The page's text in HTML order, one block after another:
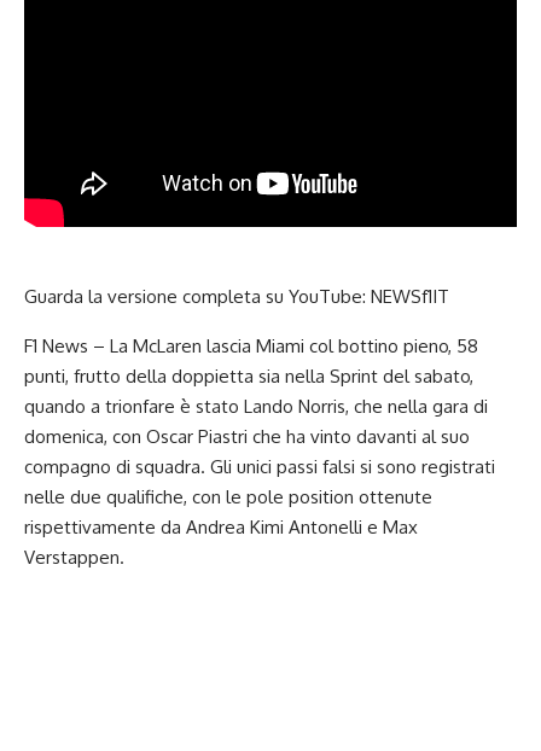
Guarda la versione completa su YouTube: NEWSf1IT
F1 News – La McLaren lascia Miami col bottino pieno, 58
punti, frutto della doppietta sia nella Sprint del sabato,
quando a trionfare è stato Lando Norris, che nella gara di
domenica, con Oscar Piastri che ha vinto davanti al suo
compagno di squadra. Gli unici passi falsi si sono registrati
nelle due qualifiche, con le pole position ottenute
rispettivamente da Andrea Kimi Antonelli e Max
Verstappen.